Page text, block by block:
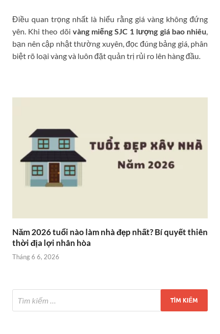
Điều quan trọng nhất là hiểu rằng giá vàng không đứng
yên. Khi theo dõi vàng miếng SJC 1 lượng giá bao nhiêu,
bạn nên cập nhật thường xuyên, đọc đúng bảng giá, phân
biệt rõ loại vàng và luôn đặt quản trị rủi ro lên hàng đầu.
Năm 2026 tuổi nào làm nhà đẹp nhất? Bí quyết thiên
thời địa lợi nhân hòa
Tháng 6 6, 2026